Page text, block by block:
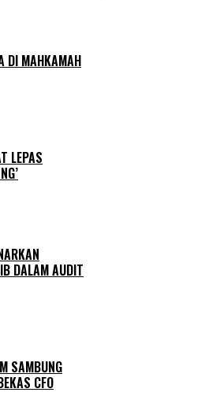
DI MAHKAMAH
LEPAS
DALAM AUDIT
SAMBUNG
CFO